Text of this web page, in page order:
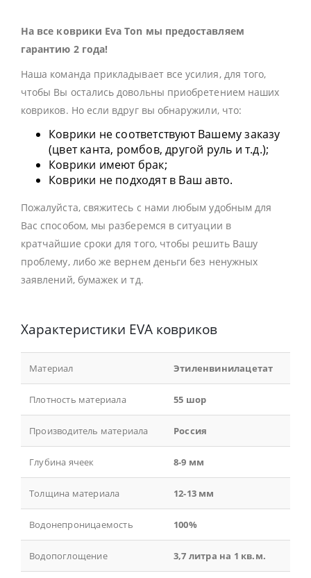
На все коврики Eva Ton мы предоставляем
гарантию 2 года!
Наша команда прикладывает все усилия, для того,
чтобы Вы остались довольны приобретением наших
ковриков. Но если вдруг вы обнаружили, что:
Коврики не соответствуют Вашему заказу
(цвет канта, ромбов, другой руль и т.д.);
Коврики имеют брак;
Коврики не подходят в Ваш авто.
Пожалуйста, свяжитесь с нами любым удобным для
Вас способом, мы разберемся в ситуации в
кратчайшие сроки для того, чтобы решить Вашу
проблему, либо же вернем деньги без ненужных
заявлений, бумажек и тд.
Характеристики EVA ковриков
Материал Этиленвинилацетат
Плотность материала 55 шор
Производитель материала Россия
Глубина ячеек 8-9 мм
Толщина материала 12-13 мм
Водонепроницаемость 100%
Водопоглощение 3,7 литра на 1 кв.м.